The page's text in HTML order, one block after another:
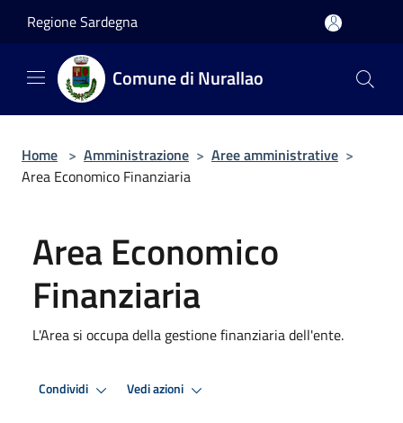
Regione Sardegna
Comune di Nurallao
Home > Amministrazione > Aree amministrative >
Area Economico Finanziaria
Area Economico
Finanziaria
L'Area si occupa della gestione finanziaria dell'ente.
Condividi Vedi azioni